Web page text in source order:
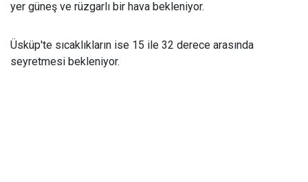
yer güneş ve rüzgarlı bir hava bekleniyor.
Üsküp'te sıcaklıkların ise 15 ile 32 derece arasında
seyretmesi bekleniyor.